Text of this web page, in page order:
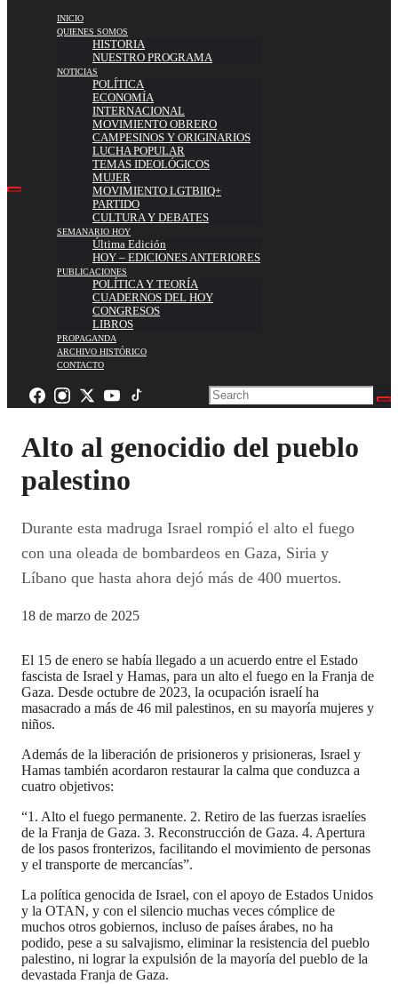
INICIO
QUIENES SOMOS
HISTORIA
NUESTRO PROGRAMA
NOTICIAS
POLÍTICA
ECONOMÍA
INTERNACIONAL
MOVIMIENTO OBRERO
CAMPESINOS Y ORIGINARIOS
LUCHA POPULAR
TEMAS IDEOLÓGICOS
MUJER
MOVIMIENTO LGTBIIQ+
PARTIDO
CULTURA Y DEBATES
SEMANARIO HOY
Última Edición
HOY – EDICIONES ANTERIORES
PUBLICACIONES
POLÍTICA Y TEORÍA
CUADERNOS DEL HOY
CONGRESOS
LIBROS
PROPAGANDA
ARCHIVO HISTÓRICO
CONTACTO
Alto al genocidio del pueblo
palestino
Durante esta madruga Israel rompió el alto el fuego
con una oleada de bombardeos en Gaza, Siria y
Líbano que hasta ahora dejó más de 400 muertos.
18 de marzo de 2025
El 15 de enero se había llegado a un acuerdo entre el Estado
fascista de Israel y Hamas, para un alto el fuego en la Franja de
Gaza. Desde octubre de 2023, la ocupación israelí ha
masacrado a más de 46 mil palestinos, en su mayoría mujeres y
niños.
Además de la liberación de prisioneros y prisioneras, Israel y
Hamas también acordaron restaurar la calma que conduzca a
cuatro objetivos:
“1. Alto el fuego permanente. 2. Retiro de las fuerzas israelíes
de la Franja de Gaza. 3. Reconstrucción de Gaza. 4. Apertura
de los pasos fronterizos, facilitando el movimiento de personas
y el transporte de mercancías”.
La política genocida de Israel, con el apoyo de Estados Unidos
y la OTAN, y con el silencio muchas veces cómplice de
muchos otros gobiernos, incluso de países árabes, no ha
podido, pese a su salvajismo, eliminar la resistencia del pueblo
palestino, ni lograr la expulsión de la mayoría del pueblo de la
devastada Franja de Gaza.